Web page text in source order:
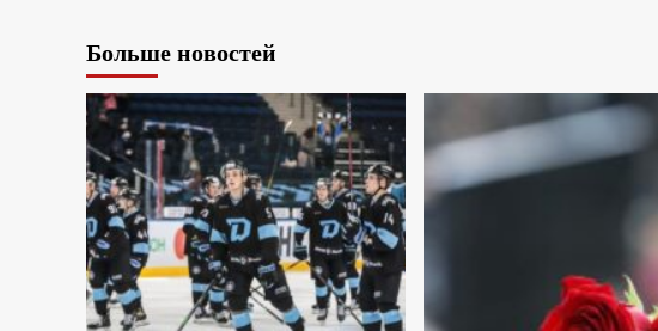
Больше новостей